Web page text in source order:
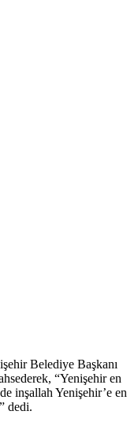
Belediye Başkanı
“Yenişehir en
inşallah Yenişehir’e en
dedi.